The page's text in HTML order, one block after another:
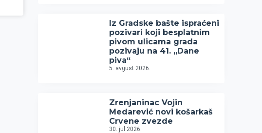
Iz Gradske bašte ispraćeni
pozivari koji besplatnim
pivom ulicama grada
pozivaju na 41. „Dane
piva“
5. avgust 2026.
Zrenjaninac Vojin
Medarević novi košarkaš
Crvene zvezde
30. jul 2026.